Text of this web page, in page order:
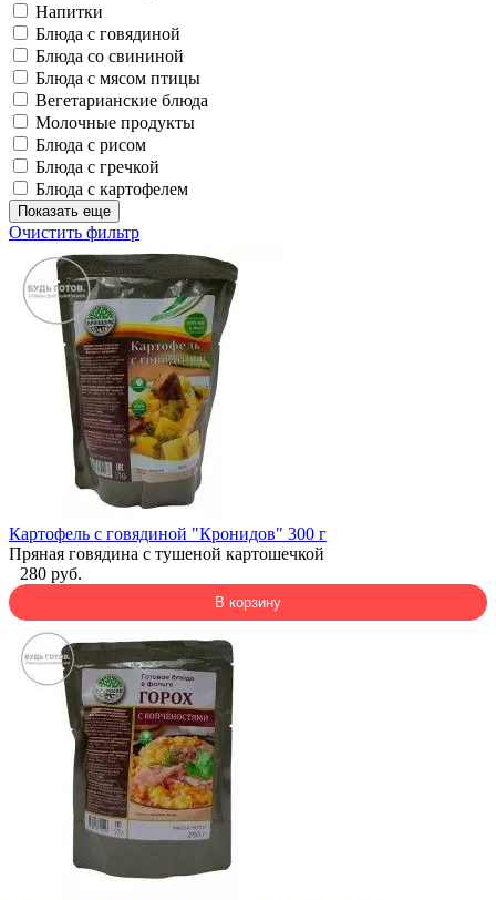
Напитки
Блюда с говядиной
Блюда со свининой
Блюда с мясом птицы
Вегетарианские блюда
Молочные продукты
Блюда с рисом
Блюда с гречкой
Блюда с картофелем
Показать еще
Очистить фильтр
Картофель с говядиной "Кронидов" 300 г
Пряная говядина с тушеной картошечкой
280 руб.
В корзину